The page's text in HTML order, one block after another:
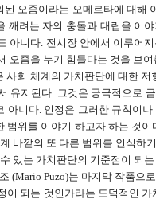
오줌이라는 오메르타에 대해
깨려는 자의 충돌과 대립을 이
아니다. 전시장 안에서 이루어
오줌을 누기 힘들다는 것을 보
사회 체계의 가치판단에 대한
유지된다. 그것은 궁극적으로
아니다. 인정은 그러한 규칙이
범위를 이야기 하고자 하는 것이
바깥의 또 다른 범위를 인식하
있는 가치판단의 기준점이 되
(Mario Puzo)는 마지막 작품으로
이 되는 것인가라는 도덕적인